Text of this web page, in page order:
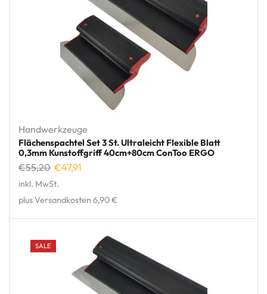
Handwerkzeuge
Flächenspachtel Set 3 St. Ultraleicht Flexible Blatt
0,3mm Kunstoffgriff 40cm+80cm ConToo ERGO
€55,20 €47,91
inkl. MwSt.
plus Versandkosten 6,90 €
SALE